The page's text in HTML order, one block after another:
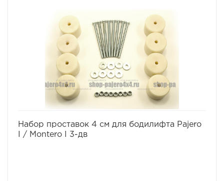
условиях офф-роуд.
В комплект проставок для бодилифта Pajero II /
Montero II входят сами проставки, а также болты, гайки
и шайбы для крепления.
Характеристики Комплекта проставок для бодилифта
Pajero II / Montero II:
· Высота проставки: 5 см
· Кол-во проставок: 12 шт
· Материал: капролон
Комплект проставок для бодилифта Pajero II / Montero
Набор проставок 4 см для бодилифта Pajero
I / Montero I 3-дв